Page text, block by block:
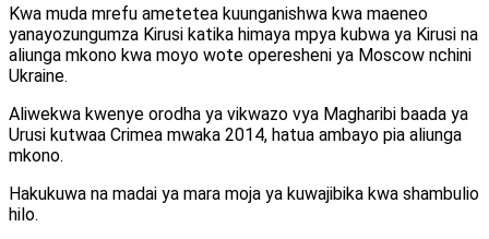
Kwa muda mrefu ametetea kuunganishwa kwa maeneo
yanayozungumza Kirusi katika himaya mpya kubwa ya Kirusi na
aliunga mkono kwa moyo wote operesheni ya Moscow nchini
Ukraine.
Aliwekwa kwenye orodha ya vikwazo vya Magharibi baada ya
Urusi kutwaa Crimea mwaka 2014, hatua ambayo pia aliunga
mkono.
Hakukuwa na madai ya mara moja ya kuwajibika kwa shambulio
hilo.